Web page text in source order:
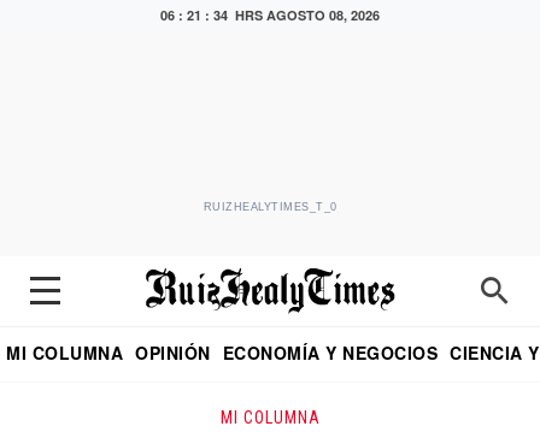
06 : 21 : 35 HRS AGOSTO 08, 2026
RUIZHEALYTIMES_T_0
MI COLUMNA OPINIÓN ECONOMÍA Y NEGOCIOS CIENCIA
MI COLUMNA